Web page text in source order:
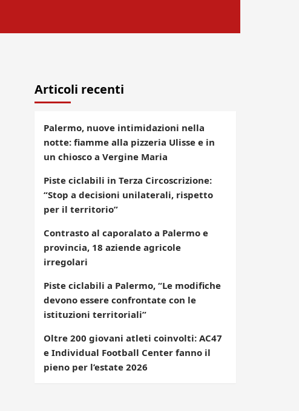
Articoli recenti
Palermo, nuove intimidazioni nella
notte: fiamme alla pizzeria Ulisse e in
un chiosco a Vergine Maria
Piste ciclabili in Terza Circoscrizione:
“Stop a decisioni unilaterali, rispetto
per il territorio”
Contrasto al caporalato a Palermo e
provincia, 18 aziende agricole
irregolari
Piste ciclabili a Palermo, “Le modifiche
devono essere confrontate con le
istituzioni territoriali”
Oltre 200 giovani atleti coinvolti: AC47
e Individual Football Center fanno il
pieno per l’estate 2026